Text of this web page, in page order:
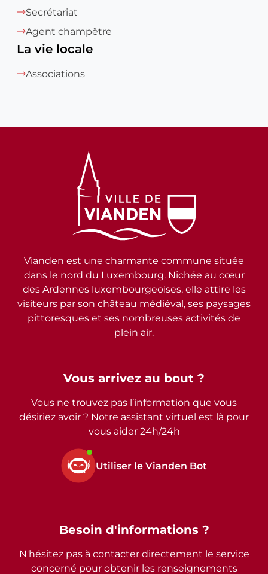
Secrétariat
Agent champêtre
La vie locale
Associations
Vous arrivez au bout ?
Vous ne trouvez pas l’information que vous
désiriez avoir ? Notre assistant virtuel est là pour
vous aider 24h/24h
Utiliser le Vianden Bot
Vianden est une charmante commune située
dans le nord du Luxembourg. Nichée au cœur
des Ardennes luxembourgeoises, elle attire les
visiteurs par son château médiéval, ses paysages
pittoresques et ses nombreuses activités de
plein air.
Besoin d'informations ?
N'hésitez pas à contacter directement le service
concerné pour obtenir les renseignements